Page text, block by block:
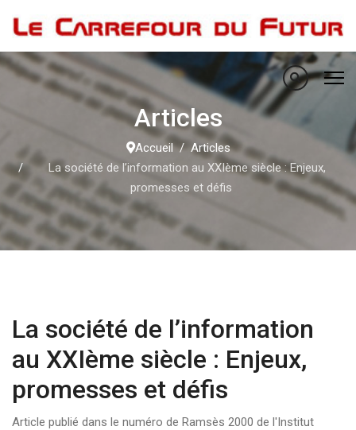
Articles
Accueil
Articles
La société de l’information au XXIème siècle : Enjeux,
promesses et défis
La société de l’information
au XXIème siècle : Enjeux,
promesses et défis
Article publié dans le numéro de Ramsès 2000 de l'Institut